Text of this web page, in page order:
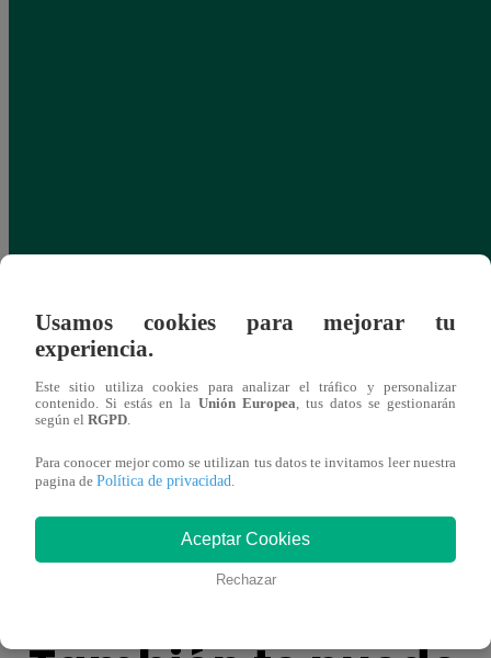
tras denunciar negligencia médica
Usamos cookies para mejorar tu
experiencia.
Este sitio utiliza cookies para analizar el tráfico y personalizar
contenido. Si estás en la Unión Europea , tus datos se gestionarán
según el RGPD
Para conocer mejor como se utilizan tus datos te invitamos leer nuestra
pagina de Política de privacidad
Aceptar Cookies
Rechazar